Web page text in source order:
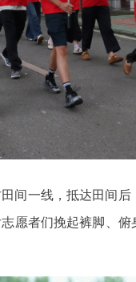
间一线，抵达田间
愿者们挽起裤脚、